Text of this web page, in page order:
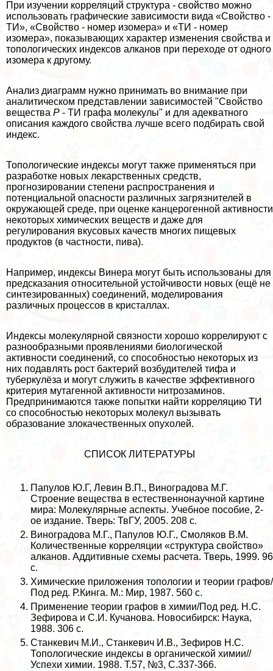
При изучении корреляций структура - свойство можно
использовать графические зависимости вида «Свойство -
ТИ», «Свойство - номер изомера» и «ТИ - номер
изомера», показывающих хаpaктер изменения свойства и
топологических индексов алканов при переходе от одного
изомера к другому.
Анализ диаграмм нужно принимать во внимание при
аналитическом представлении зависимостей "Свойство
вещества Р - ТИ графа молекулы" и для адекватного
описания каждого свойства лучше всего подбирать свой
индекс.
Топологические индексы могут также применяться при
разработке новых лекарственных средств,
прогнозировании степени распространения и
потенциальной опасности различных загрязнителей в
окружающей среде, при оценке канцерогенной активности
некоторых химических веществ и даже для
регулирования вкусовых качеств многих пищевых
продуктов (в частности, пива).
Например, индексы Винера могут быть использованы для
предсказания относительной устойчивости новых (ещё не
синтезированных) соединений, моделирования
различных процессов в кристаллах.
Индексы молекулярной связности хорошо коррелируют с
разнообразными проявлениями биологической
активности соединений, со способностью некоторых из
них подавлять рост бактерий возбудителей тифа и
туберкулёза и могут служить в качестве эффективного
критерия мутагенной активности нитрозаминов.
Предпринимаются также попытки найти корреляцию ТИ
со способностью некоторых молекул вызывать
образование злокачественных опухолей.
СПИСОК ЛИТЕРАТУРЫ
Папулов Ю.Г, Левин В.П., Виноградова М.Г.
Строение вещества в естественнонаучной картине
мира: Молекулярные аспекты. Учебное пособие, 2-
ое издание. Тверь: ТвГУ, 2005. 208 с.
Виноградова М.Г., Папулов Ю.Г., Смоляков В.М.
Количественные корреляции «структура свойство»
алканов. Аддитивные схемы расчета. Тверь, 1999. 96
с.
Химические приложения топологии и теории графов/
Под ред. Р.Кинга. М.: Мир, 1987. 560 с.
Применение теории графов в химии/Под ред. Н.С.
Зефирова и С.И. Кучанова. Новосибирск: Наука,
1988. 306 с.
Станкевич М.И., Станкевич И.В., Зефиров Н.С.
Топологические индексы в органической химии//
Успехи химии. 1988. Т.57, №3, С.337-366.